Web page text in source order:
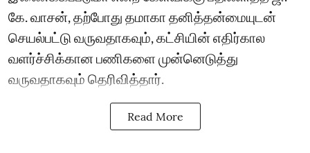
கே. வாசன், தற்போது தமாகா தனித்தன்மையுடன்
செயல்பட்டு வருவதாகவும், கட்சியின் எதிர்கால
வளர்ச்சிக்கான பணிகளை முன்னெடுத்து
வருவதாகவும் தெரிவித்தார்.
Read More